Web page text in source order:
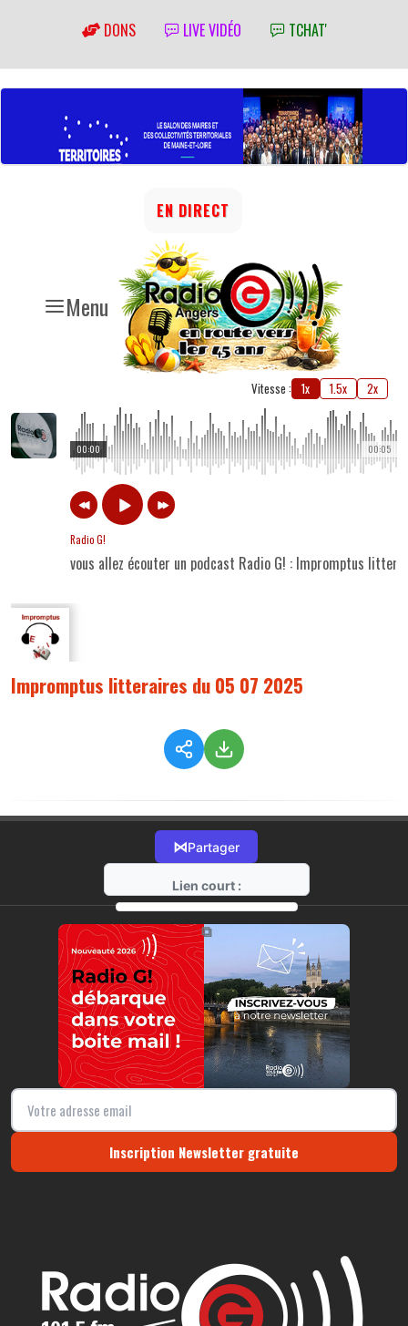
DONS LIVE VIDÉO TCHAT'
Menu
EN DIRECT
Vitesse : 1x 1.5x 2x
00:05
00:00
Radio G!
vous allez écouter un podcast Radio G! : Impromptus
Impromptus litteraires du 05 07 2025
⋈Partager
Lien court :
https://radio-g.fr?18130
⧉
Inscription Newsletter gratuite